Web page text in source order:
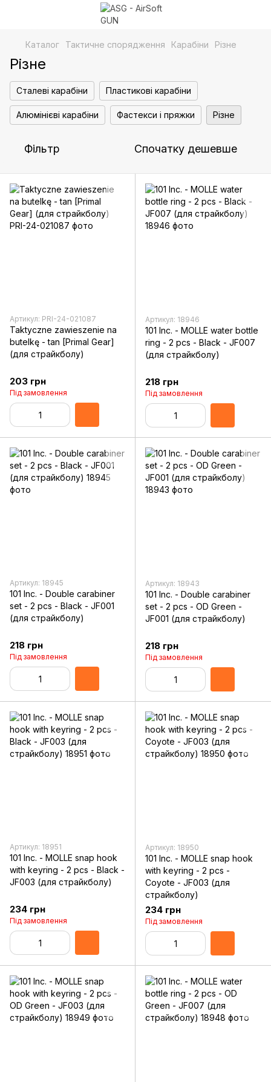
Каталог Тактичне спорядження Карабіни Різне
Різне
Сталеві карабіни Пластикові карабіни
Алюмінієві карабіни Фастекси і пряжки Різне
Фільтр Спочатку дешевше
Артикул: PRI-24-021087
Taktyczne zawieszenie na
butelkę - tan [Primal Gear]
(для страйкболу)
203 грн
Під замовлення
Артикул: 18946
101 Inc. - MOLLE water bottle
ring - 2 pcs - Black - JF007
(для страйкболу)
218 грн
Під замовлення
Артикул: 18945
101 Inc. - Double carabiner
set - 2 pcs - Black - JF001
(для страйкболу)
218 грн
Під замовлення
Артикул: 18943
101 Inc. - Double carabiner
set - 2 pcs - OD Green -
JF001 (для страйкболу)
218 грн
Під замовлення
Артикул: 18951
101 Inc. - MOLLE snap hook
with keyring - 2 pcs - Black -
JF003 (для страйкболу)
234 грн
Під замовлення
Артикул: 18950
101 Inc. - MOLLE snap hook
with keyring - 2 pcs -
Coyote - JF003 (для
страйкболу)
234 грн
Під замовлення